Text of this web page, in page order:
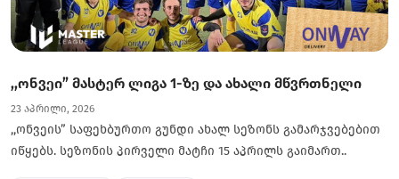
,,ონვეი” მასტერ ლიგა 1-ზე და ახალი მწვრთნელი
23 აპრილი, 2026
,,ონვეის” საფეხბურთო გუნდი ახალ სეზონს გამარჯვებებით
იწყებს. სეზონის პირველი მატჩი 15 აპრილს გაიმართ..